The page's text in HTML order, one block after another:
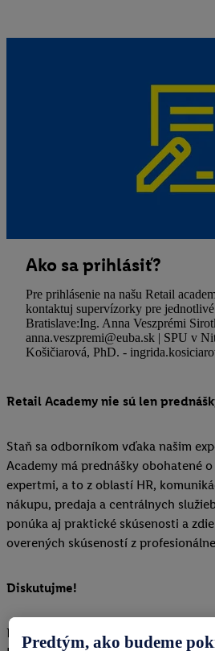
Ako sa prihlásiť?
Pre prihlásenie na našu Retail
kontaktuj supervízorky pre
Bratislave:Ing. Anna Veszprémi
anna.veszpremi@euba.sk | SPU v
Košičiarová, PhD. -
Retail Academy nie sú len
Staň sa odborníkom vďaka našim
Academy má prednášky obohatené
expertmi, a to z oblastí HR,
nákupu, predaja a centrálnych
ponúka aj praktické skúsenosti a
overených skúseností z
Diskutujme!
Retail Academy sa vyučuje
Predtým, ako budeme